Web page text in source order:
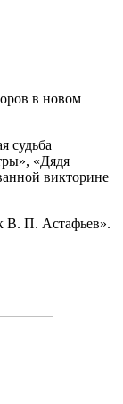
в новом
судьба
«Дядя
викторине
В. П. Астафьев».